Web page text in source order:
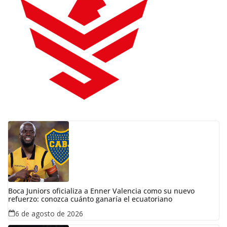
Boca Juniors oficializa a Enner Valencia como su nuevo
refuerzo: conozca cuánto ganaría el ecuatoriano
6 de agosto de 2026